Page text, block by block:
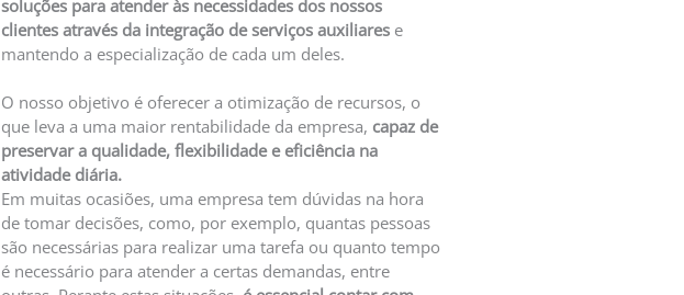
soluções para atender às necessidades dos nossos
clientes através da integração de serviços auxiliares e
mantendo a especialização de cada um deles.
O nosso objetivo é oferecer a otimização de recursos, o
que leva a uma maior rentabilidade da empresa, capaz de
preservar a qualidade, flexibilidade e eficiência na
atividade diária.
Em muitas ocasiões, uma empresa tem dúvidas na hora
de tomar decisões, como, por exemplo, quantas pessoas
são necessárias para realizar uma tarefa ou quanto tempo
é necessário para atender a certas demandas, entre